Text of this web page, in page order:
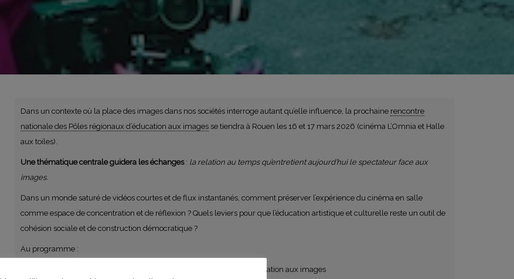
Dans un contexte où la place des images dans nos sociétés interroge autant qu’elle influence, la prochaine rencontre
nationale des Pôles régionaux d’éducation aux images se tiendra à Rouen les 16 et 17 mars 2026 (cinéma L’Omnia et Halle
aux toiles).
Une thématique centrale guidera les échanges: la relation au temps qu’entretient aujourd’hui le spectateur face aux
images.
Dans un monde saturé de vidéos courtes et de flux instantanés, comment préserver l’expérience du cinéma en salle
comme espace de concentration et de réflexion ? Quels leviers pour que l’éducation artistique et culturelle reste un outil de
cohésion sociale et de construction démocratique ?
Au programme :
des politiques et initiatives en matière d’éducation aux images